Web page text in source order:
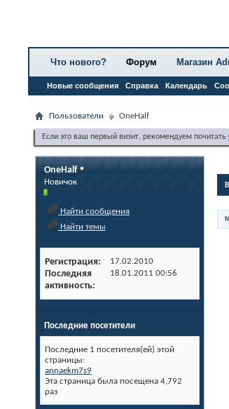
Что нового? Форум
Новые сообщения Справка Календарь
Магазин
Пользователи OneHalf
Если это ваш первый визит, рекомендуем почитать
OneHalf
Новичок
Найти сообщения
Найти темы
Регистрация 17.02.2010
Последняя
активность
18.01.2011 00:56
Последние посетители
Последние 1 посетителя(ей) этой
страницы:
annaekm7s9
Эта страница была посещена 4,792
раз